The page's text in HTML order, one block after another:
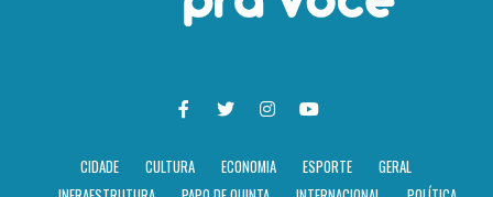
CIDADE CULTURA ECONOMIA ESPORTE
GERAL